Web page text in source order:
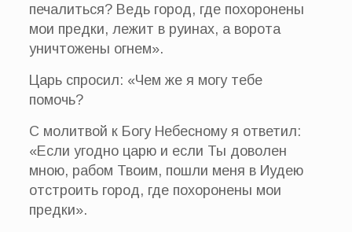
печалиться? Ведь город, где похоронены
мои предки, лежит в руинах, а ворота
уничтожены огнем».
Царь спросил: «Чем же я могу тебе
помочь?
С молитвой к Богу Небесному я ответил:
«Если угодно царю и если Ты доволен
мною, рабом Твоим, пошли меня в Иудею
отстроить город, где похоронены мои
предки».